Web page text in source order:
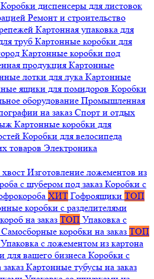
Коробки диспенсеры для листовок
Ремонт и строительство
Картонная упаковка для
труб Картонные коробки для
Картонные коробки под
продукция Картонные
лотки для лука Картонные
ящики для помидоров Коробки
оборудование Промышленная
на заказ Спорт и отдых
Картонные коробки для
Коробки для велосипеда
товаров Электроника
Изготовление ложементов из
с шубером под заказ Коробки с
ХИТ Гофроящики ТОП
коробки с разделителями
на заказ ТОП Упаковка с
Самосборные коробки на заказ ТОП
Упаковка с ложементом из картона
для вашего бизнеса Коробки с
Картонные тубусы на заказ